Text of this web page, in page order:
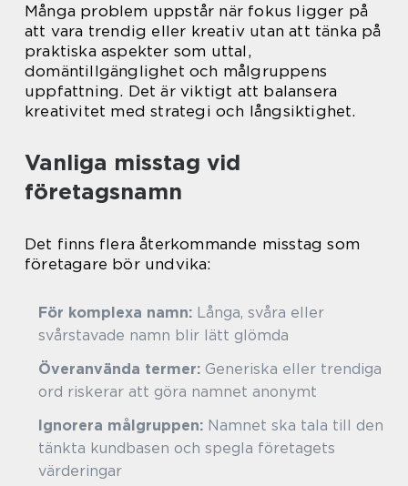
Många problem uppstår när fokus ligger på
att vara trendig eller kreativ utan att tänka på
praktiska aspekter som uttal,
domäntillgänglighet och målgruppens
uppfattning. Det är viktigt att balansera
kreativitet med strategi och långsiktighet.
Vanliga misstag vid
företagsnamn
Det finns flera återkommande misstag som
företagare bör undvika:
För komplexa namn: Långa, svåra eller
svårstavade namn blir lätt glömda
Överanvända termer: Generiska eller trendiga
ord riskerar att göra namnet anonymt
Ignorera målgruppen: Namnet ska tala till den
tänkta kundbasen och spegla företagets
värderingar